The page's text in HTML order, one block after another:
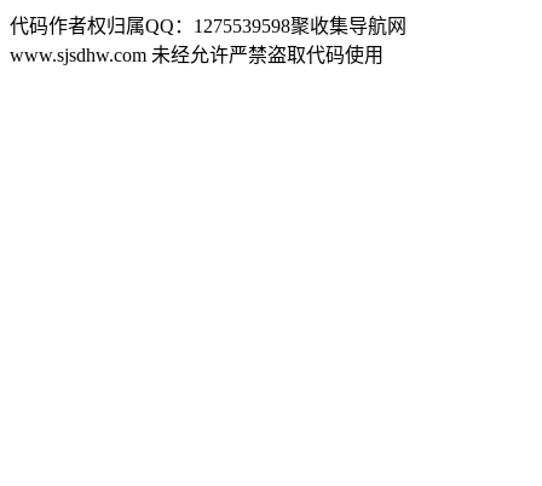
代码作者权归属QQ：1275539598聚收集导航网
www.sjsdhw.com 未经允许严禁盗取代码使用